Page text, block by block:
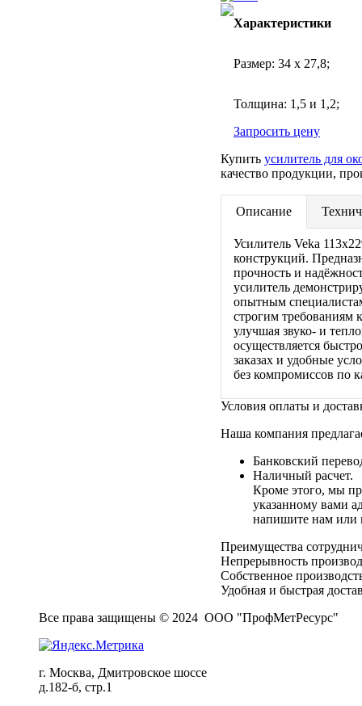
Характеристики
Размер: 34 х 27,8;
Толщина: 1,5 и 1,2;
Запросить цену
Купить усилитель для
качество продукции,
Описание
Усилитель Veka
конструкций.
прочность и
усилитель
опытным
строгим требованиям
улучшая звуко- и
осуществляется
заказах и удобные
без компромиссов по
Условия оплаты и
Наша компания
Банковский
Наличный расчет.
Кроме этого, мы
указанному вами
напишите нам или
Преимущества
Непрерывность
Собственное
Удобная и быстрая
Все права защищены © 2024 ООО "ПрофМетРесурс"
г. Москва, Дмитровское шоссе
д.182-б, стр.1